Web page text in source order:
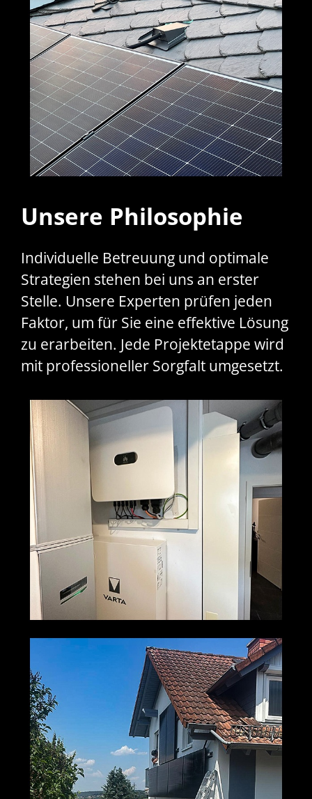
Unsere Philosophie
Individuelle Betreuung und optimale
Strategien stehen bei uns an erster
Stelle. Unsere Experten prüfen jeden
Faktor, um für Sie eine effektive Lösung
zu erarbeiten. Jede Projektetappe wird
mit professioneller Sorgfalt umgesetzt.